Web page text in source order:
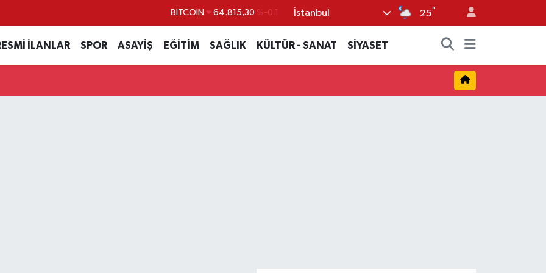
BITCOIN 64.815,30 %-0.1 İstanbul 25°
İLANLAR SPOR ASAYİŞ EĞİTİM SAĞLIK KÜLTÜR - SANAT SİYASET